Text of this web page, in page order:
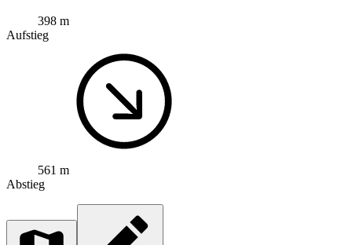
398 m
Aufstieg
561 m
Abstieg